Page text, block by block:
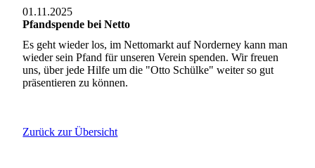
01.11.2025
Pfandspende bei Netto
Es geht wieder los, im Nettomarkt auf Norderney kann man
wieder sein Pfand für unseren Verein spenden. Wir freuen
uns, über jede Hilfe um die "Otto Schülke" weiter so gut
präsentieren zu können.
Zurück zur Übersicht